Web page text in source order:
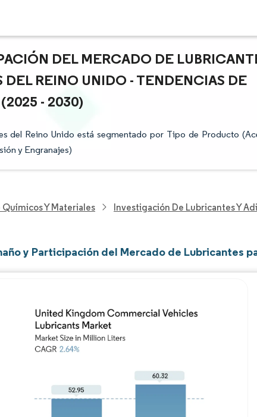
DEL MERCADO DE
REINO UNIDO - TENDENCIAS DE
- 2030)
del Reino Unido está segmentado por Tipo de Producto
y Engranajes)
Y Materiales Investigación De Lubricantes Y
y Participación del Mercado de Lubricantes